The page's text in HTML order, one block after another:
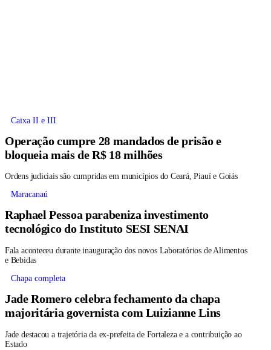
Caixa II e III
Operação cumpre 28 mandados de prisão e
bloqueia mais de R$ 18 milhões
Ordens judiciais são cumpridas em municípios do Ceará, Piauí e Goiás
Maracanaú
Raphael Pessoa parabeniza investimento
tecnológico do Instituto SESI SENAI
Fala aconteceu durante inauguração dos novos Laboratórios de Alimentos
e Bebidas
Chapa completa
Jade Romero celebra fechamento da chapa
majoritária governista com Luizianne Lins
Jade destacou a trajetória da ex-prefeita de Fortaleza e a contribuição ao
Estado